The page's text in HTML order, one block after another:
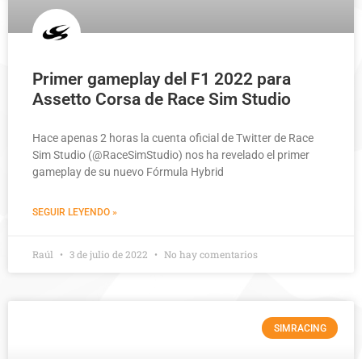
Primer gameplay del F1 2022 para
Assetto Corsa de Race Sim Studio
Hace apenas 2 horas la cuenta oficial de Twitter de Race
Sim Studio (@RaceSimStudio) nos ha revelado el primer
gameplay de su nuevo Fórmula Hybrid
SEGUIR LEYENDO »
Raúl 3 de julio de 2022 No hay comentarios
SIMRACING